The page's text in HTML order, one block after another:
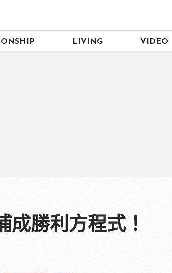
LIVING VIDEO
勝利方程式！